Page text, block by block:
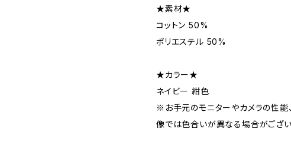
★素材★
コットン 50%
ポリエステル 50%
★カラー★
ネイビー 紺色
※お手元のモニターやカメラの性能
像では色合いが異なる場合がござい